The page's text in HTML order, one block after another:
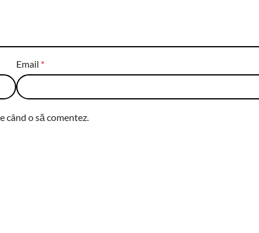
Email *
când o să comentez.